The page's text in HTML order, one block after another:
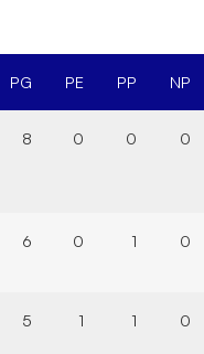
PG PE PP NP
8 0 0 0
6 0 1 0
5 1 1 0